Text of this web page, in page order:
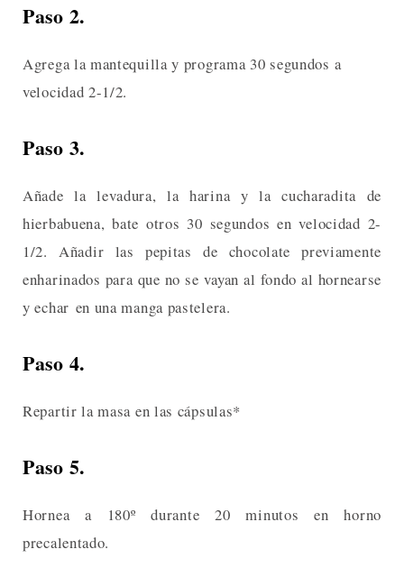
Paso 2.
Agrega la mantequilla y programa 30 segundos a
velocidad 2-1/2.
Paso 3.
Añade la levadura, la harina y la cucharadita de
hierbabuena, bate otros 30 segundos en velocidad 2-
1/2. Añadir las pepitas de chocolate previamente
enharinados para que no se vayan al fondo al hornearse
y echar en una manga pastelera.
Paso 4.
Repartir la masa en las cápsulas*
Paso 5.
Hornea a 180º durante 20 minutos en horno
precalentado.